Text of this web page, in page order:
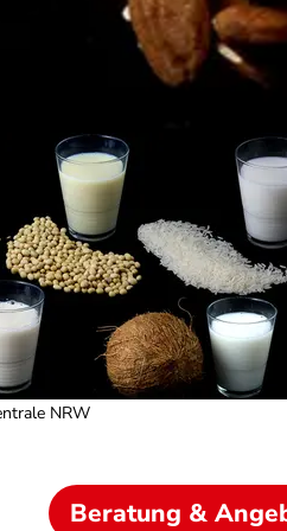
NRW
Beratung &